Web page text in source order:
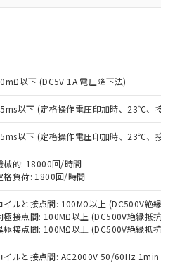
以下 (DC5V 1A 電圧降下法)
以下 (定格操作電圧印加時、23℃、接点
以下 (定格操作電圧印加時、23℃、接点
械的: 18000回/時間
格負荷: 1800回/時間
イルと接点間: 100MΩ以上 (DC500V絶縁抵
極接点間: 100MΩ以上 (DC500V絶縁抵抗計
極接点間: 100MΩ以上 (DC500V絶縁抵抗計
イルと接点間: AC2000V 50/60Hz 1min
いただき、同意のうえ
、当社制御機器事業取扱
庫状況および標準価格
せていただくもので
事業取扱商品の中には、
対象外となる商品もある
ください。
び標準価格照会結果は、
更新日時点での社内デー
RoHS指令（10物質）の
品で、対応品を出す予
RoHS指令（10物質）の
調査中または確認中の
ス料など無形物で、有
ない商品です。
と判明した場合などや
とがあります。
）：
表
含有率が中国RoHSの
とを示します。
料含有率が中国RoHSの
ことを示します。
。当社販売部門へお問
ら貴社製品のうち、外国
国貿易法に定める商品
物等」という）を輸出
の提供する場合は、日本